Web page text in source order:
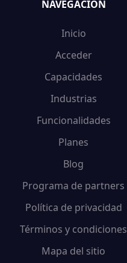
NAVEGACIÓN
Inicio
Acceder
Capacidades
Industrias
Funcionalidades
Planes
Blog
Programa de partners
Política de privacidad
Términos y condiciones
Mapa del sitio